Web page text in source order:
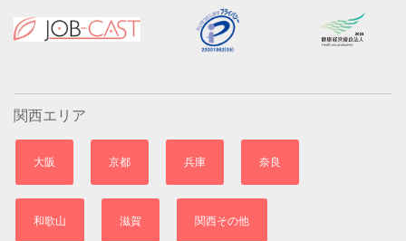
関西エリア
大阪 京都 兵庫 奈良
和歌山 滋賀 関西その他